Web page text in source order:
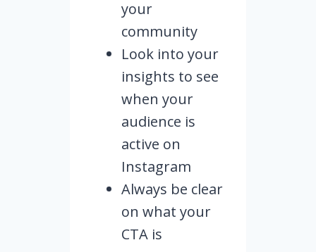
your
community
Look into your
insights to see
when your
audience is
active on
Instagram
Always be clear
on what your
CTA is